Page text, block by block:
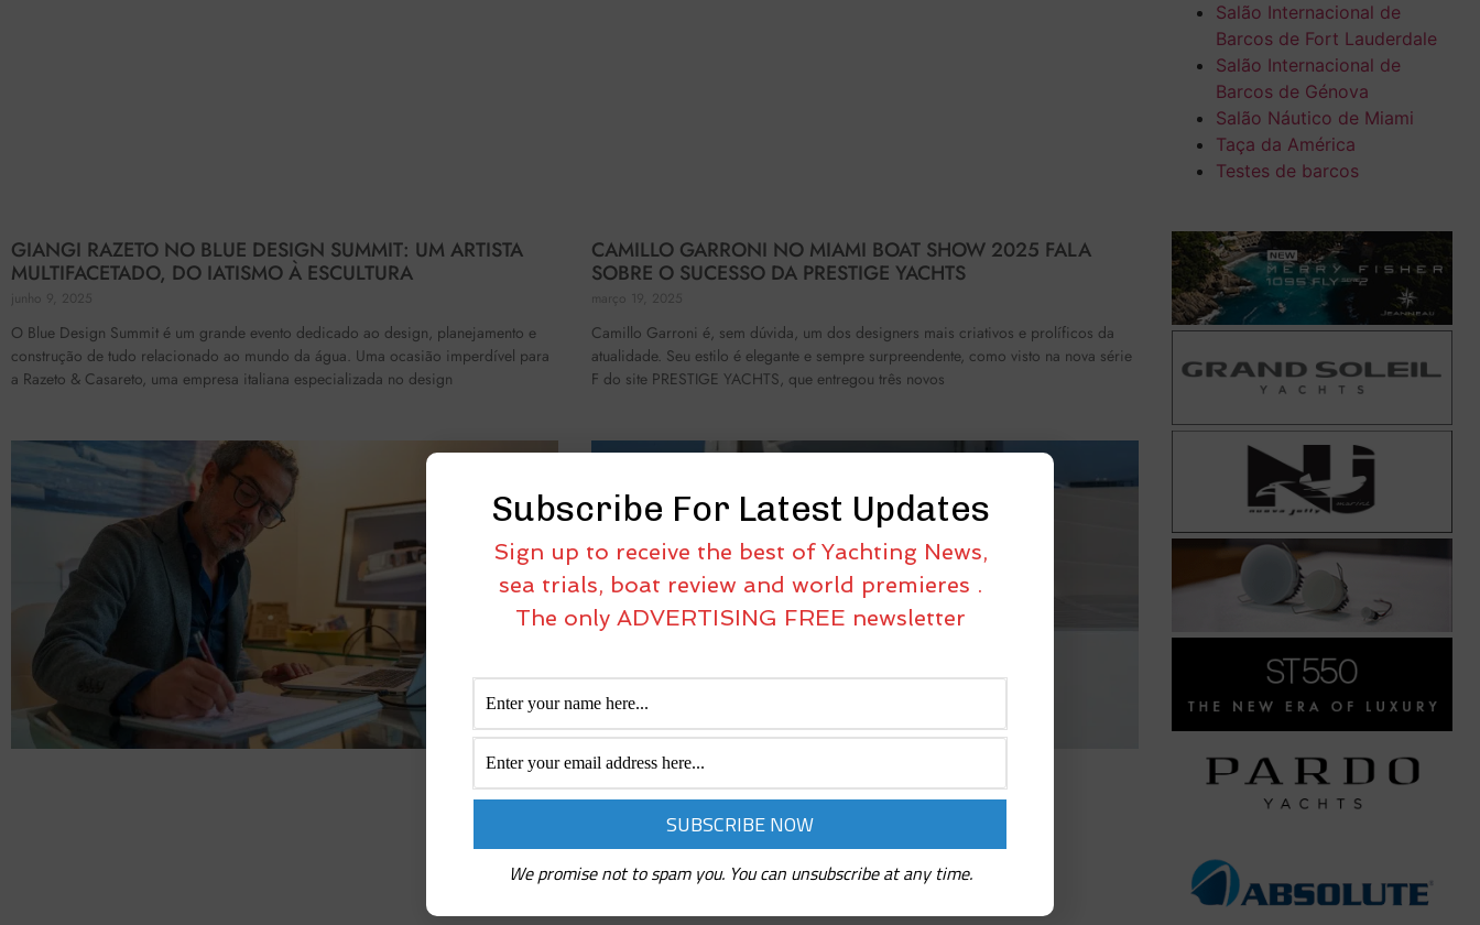
GIANGI RAZETO NO BLUE DESIGN SUMMIT: UM ARTISTA
MULTIFACETADO, DO IATISMO À ESCULTURA
junho 9, 2025
O Blue Design Summit é um grande evento dedicado ao design, planejamento e
construção de tudo relacionado ao mundo da água. Uma ocasião imperdível para
a Razeto & Casareto, uma empresa italiana especializada no design
CAMILLO GARRONI NO MIAMI BOAT SHOW 2025 FALA
SOBRE O SUCESSO DA PRESTIGE YACHTS
março 19, 2025
Camillo Garroni é, sem dúvida, um dos designers mais criativos e prolíficos da
atualidade. Seu estilo é elegante e sempre surpreendente, como visto na nova série
F do site PRESTIGE YACHTS, que entregou três novos
Salão Internacional de
Barcos de Fort Lauderdale
Salão Internacional de
Barcos de Génova
Salão Náutico de Miami
Taça da América
Testes de barcos
Subscribe For Latest Updates
Sign up to receive the best of Yachting News,
sea trials, boat review and world premieres .
The only ADVERTISING FREE newsletter
We promise not to spam you. You can unsubscribe at any time.